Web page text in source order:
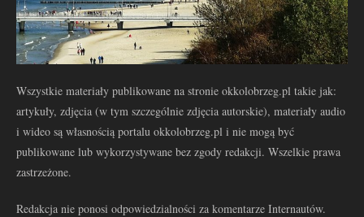
Wszystkie materiały publikowane na stronie okkolobrzeg.pl takie jak:
artykuły, zdjęcia (w tym szczególnie zdjęcia autorskie), materiały audio
i wideo są własnością portalu okkolobrzeg.pl i nie mogą być
publikowane lub wykorzystywane bez zgody redakcji. Wszelkie prawa
zastrzeżone.
Redakcja nie ponosi odpowiedzialności za komentarze Internautów.